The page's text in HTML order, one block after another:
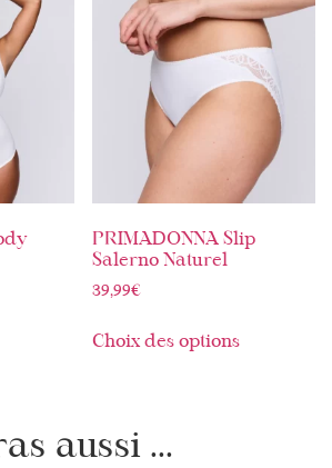
PRIMADONNA Slip
Salerno Naturel
39,99€
Choix des options
aussi ...